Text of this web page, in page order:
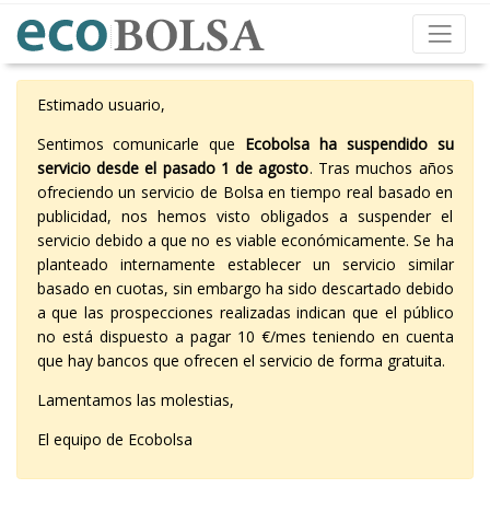
Estimado usuario,
Sentimos comunicarle que Ecobolsa ha suspendido su
servicio desde el pasado 1 de agosto. Tras muchos años
ofreciendo un servicio de Bolsa en tiempo real basado en
publicidad, nos hemos visto obligados a suspender el
servicio debido a que no es viable económicamente. Se ha
planteado internamente establecer un servicio similar
basado en cuotas, sin embargo ha sido descartado debido
a que las prospecciones realizadas indican que el público
no está dispuesto a pagar 10 €/mes teniendo en cuenta
que hay bancos que ofrecen el servicio de forma gratuita.
Lamentamos las molestias,
El equipo de Ecobolsa